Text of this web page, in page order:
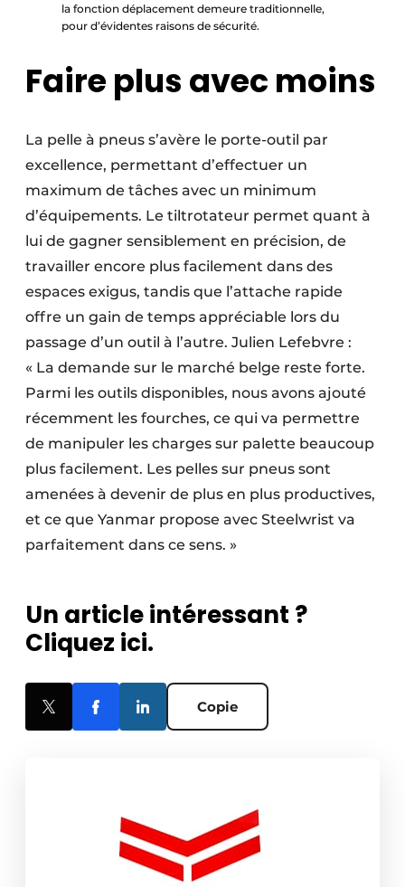
la fonction déplacement demeure traditionnelle,
pour d’évidentes raisons de sécurité.
Faire plus avec moins
La pelle à pneus s’avère le porte-outil par
excellence, permettant d’effectuer un
maximum de tâches avec un minimum
d’équipements. Le tiltrotateur permet quant à
lui de gagner sensiblement en précision, de
travailler encore plus facilement dans des
espaces exigus, tandis que l’attache rapide
offre un gain de temps appréciable lors du
passage d’un outil à l’autre. Julien Lefebvre :
« La demande sur le marché belge reste forte.
Parmi les outils disponibles, nous avons ajouté
récemment les fourches, ce qui va permettre
de manipuler les charges sur palette beaucoup
plus facilement. Les pelles sur pneus sont
amenées à devenir de plus en plus productives,
et ce que Yanmar propose avec Steelwrist va
parfaitement dans ce sens. »
Un article intéressant ?
Cliquez ici.
Copie